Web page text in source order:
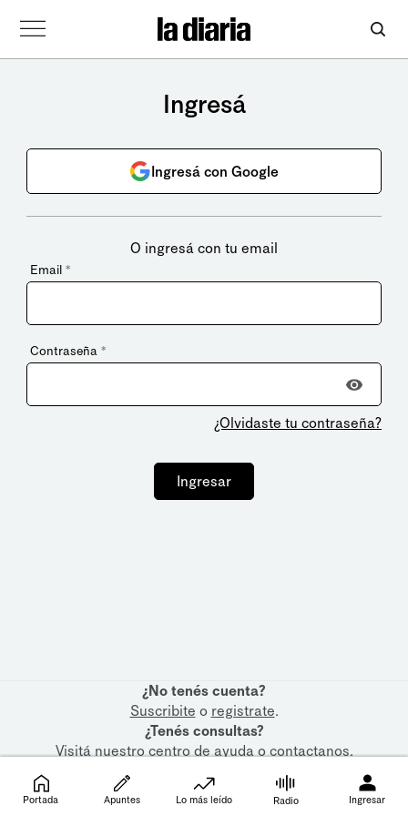
Ingresá
Ingresá con Google
O ingresá con tu email
Email *
Contraseña *
¿Olvidaste tu contraseña?
Ingresar
¿No tenés cuenta?
Suscribite o registrate.
¿Tenés consultas?
Visitá nuestrocentro de ayudaocontactanos.
Portada Apuntes Lo más leído Radio Ingresar